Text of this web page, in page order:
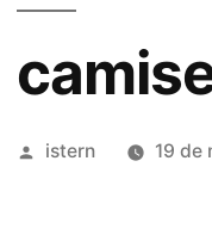
Publicado
istern 19 de